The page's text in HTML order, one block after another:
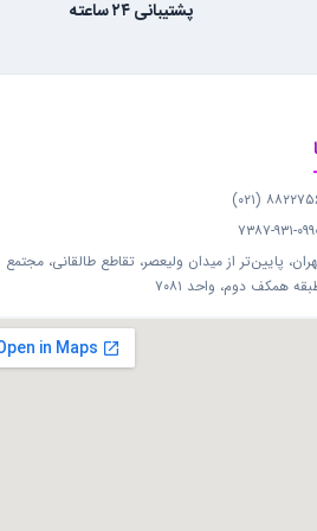
پشتیبانی ۲۴ ساعته
پایین‌تر از میدان ولیعصر، تقاطع طالقانی، مجتمع
همکف دوم، واحد ۷۰۸۱